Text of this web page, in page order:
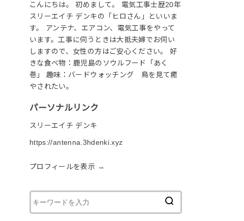
こんにちは。 初めまして。 電気工事士歴20年
スリーエイチ デンキの「ヒロさん」といいま
す。 アンテナ、エアコン、電気工事をやって
います。工事に伺うときは大抵夫婦でお伺い
しますので、女性の方はご安心ください。 好
きな食べ物：鹿児島のソウルフード「あく
巻」 趣味：バードウォッチング 鳥を見て癒
やされたい。
パーソナルリンク
スリーエイチ デンキ
https://antenna.3hdenki.xyz
プロフィールを表示 →